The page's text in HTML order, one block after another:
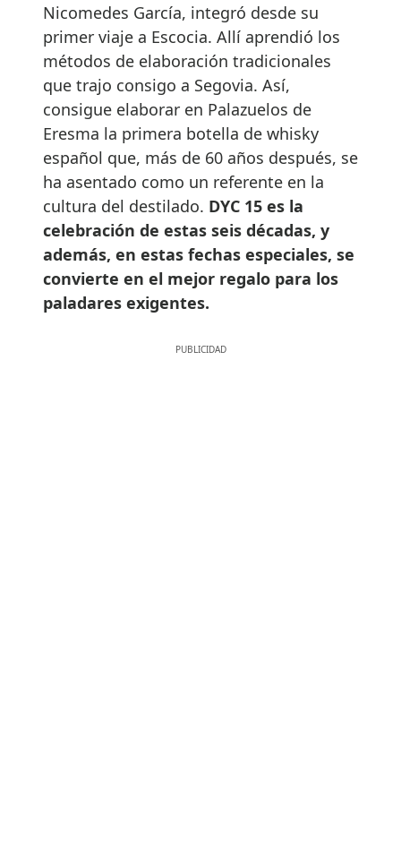
Nicomedes García, integró desde su
primer viaje a Escocia. Allí aprendió los
métodos de elaboración tradicionales
que trajo consigo a Segovia. Así,
consigue elaborar en Palazuelos de
Eresma la primera botella de whisky
español que, más de 60 años después, se
ha asentado como un referente en la
cultura del destilado. DYC 15 es la
celebración de estas seis décadas, y
además, en estas fechas especiales, se
convierte en el mejor regalo para los
paladares exigentes.